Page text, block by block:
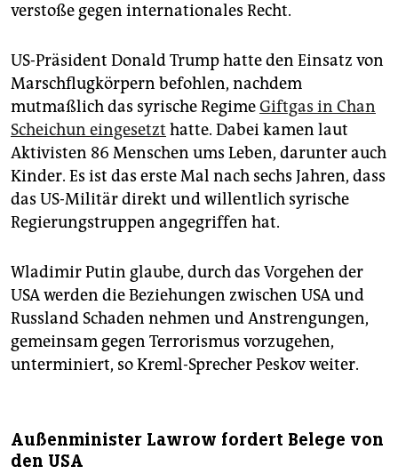
verstoße gegen internationales Recht.
US-Präsident Donald Trump hatte den Einsatz von
Marschflugkörpern befohlen, nachdem
mutmaßlich das syrische RegimeGiftgas in Chan
Scheichun eingesetzt hatte. Dabei kamen laut
Aktivisten 86 Menschen ums Leben, darunter auch
Kinder. Es ist das erste Mal nach sechs Jahren, dass
das US-Militär direkt und willentlich syrische
Regierungstruppen angegriffen hat.
Wladimir Putin glaube, durch das Vorgehen der
USA werden die Beziehungen zwischen USA und
Russland Schaden nehmen und Anstrengungen,
gemeinsam gegen Terrorismus vorzugehen,
unterminiert, so Kreml-Sprecher Peskov weiter.
Außenminister Lawrow fordert Belege von
den USA